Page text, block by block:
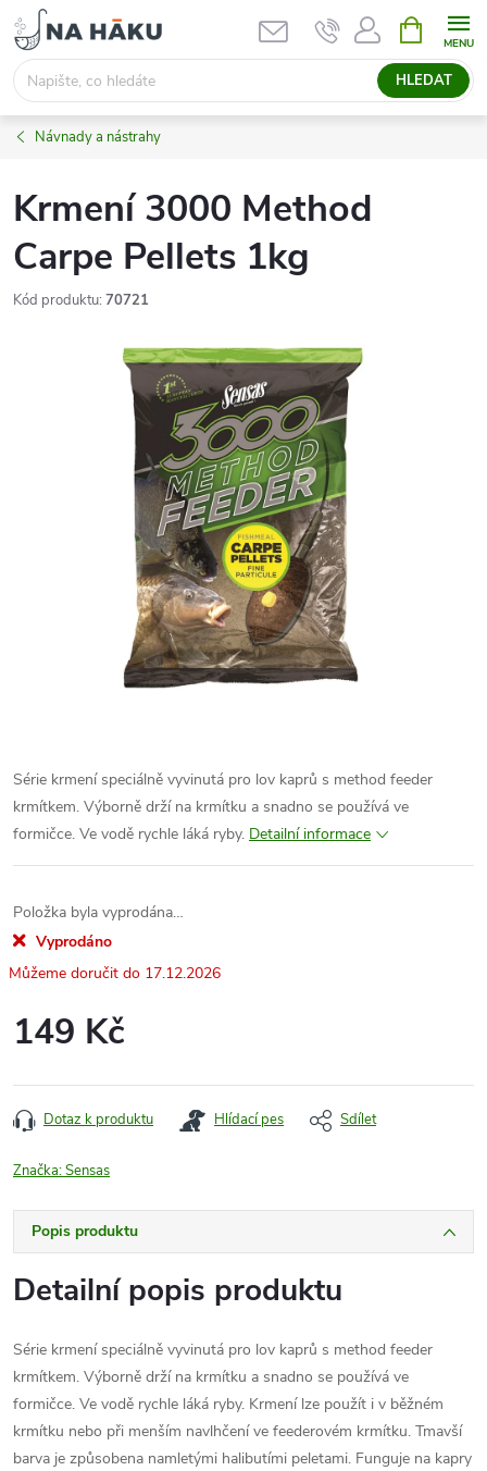
Přejít
na
obsah
HLEDAT
NÁKUPNÍ
KOŠÍK
Návnady a nástrahy
Krmení 3000 Method
Carpe Pellets 1kg
Kód produktu: 70721
Série krmení speciálně vyvinutá pro lov kaprů s method feeder
krmítkem. Výborně drží na krmítku a snadno se používá ve
formičce. Ve vodě rychle láká ryby. Detailní informace
Položka byla vyprodána…
Vyprodáno
17.12.2026
149 Kč
cena:
Dotaz k produktu Hlídací pes Sdílet
Značka:Sensas
Popis produktu
Detailní popis produktu
Série krmení speciálně vyvinutá pro lov kaprů s method feeder
krmítkem. Výborně drží na krmítku a snadno se používá ve
formičce. Ve vodě rychle láká ryby. Krmení lze použít i v běžném
krmítku nebo při menším navlhčení ve feederovém krmítku. Tmavší
barva je způsobena namletými halibutími peletami. Funguje na kapry